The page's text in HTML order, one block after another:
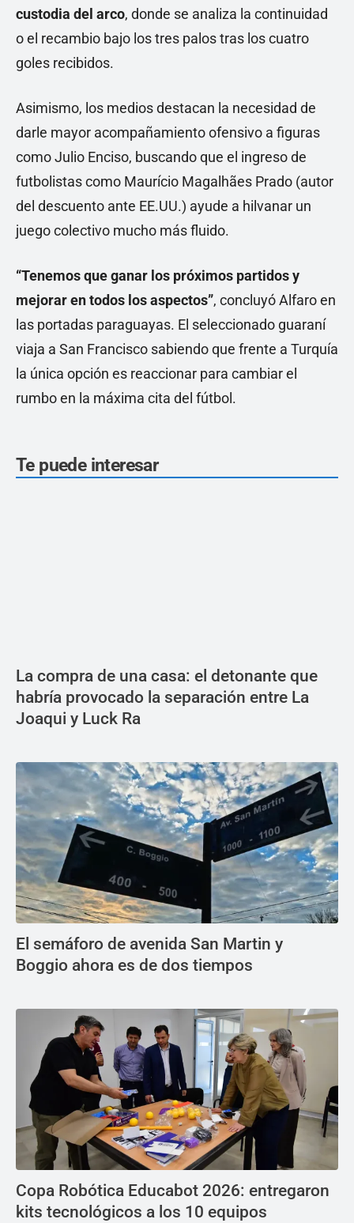
custodia del arco, donde se analiza la continuidad
o el recambio bajo los tres palos tras los cuatro
goles recibidos.
Asimismo, los medios destacan la necesidad de
darle mayor acompañamiento ofensivo a figuras
como Julio Enciso, buscando que el ingreso de
futbolistas como Maurício Magalhães Prado (autor
del descuento ante EE.UU.) ayude a hilvanar un
juego colectivo mucho más fluido.
“Tenemos que ganar los próximos partidos y
mejorar en todos los aspectos”, concluyó Alfaro en
las portadas paraguayas. El seleccionado guaraní
viaja a San Francisco sabiendo que frente a Turquía
la única opción es reaccionar para cambiar el
rumbo en la máxima cita del fútbol.
Te puede interesar
La compra de una casa: el detonante que
habría provocado la separación entre La
Joaqui y Luck Ra
El semáforo de avenida San Martin y
Boggio ahora es de dos tiempos
Copa Robótica Educabot 2026: entregaron
kits tecnológicos a los 10 equipos